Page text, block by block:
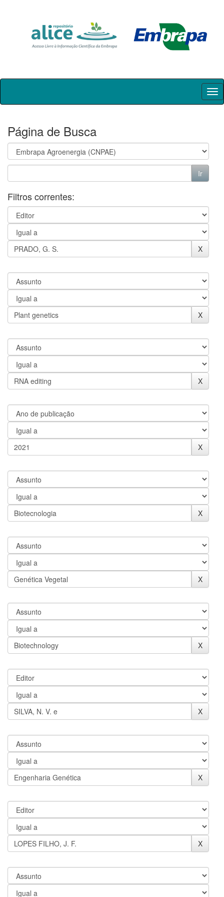
Skip
Página de Busca
Filtros correntes: